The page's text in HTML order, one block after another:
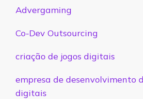
Advergaming
Co-Dev Outsourcing
criação de jogos digitais
empresa de desenvolvimento
digitais